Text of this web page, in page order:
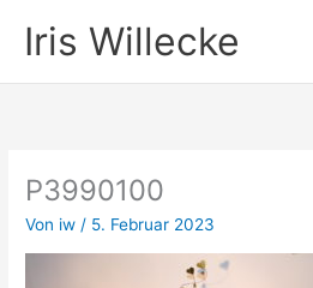
InhaltIris Willecke
P3990100
Von iw / 5. Februar 2023